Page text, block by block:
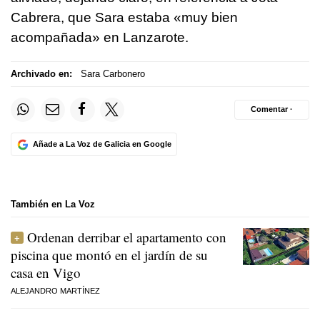
Cabrera, que Sara estaba «muy bien
acompañada» en Lanzarote.
Archivado en: Sara Carbonero
Añade a La Voz de Galicia en Google
Comentar ·
También en La Voz
Ordenan derribar el apartamento con
piscina que montó en el jardín de su
casa en Vigo
ALEJANDRO MARTÍNEZ